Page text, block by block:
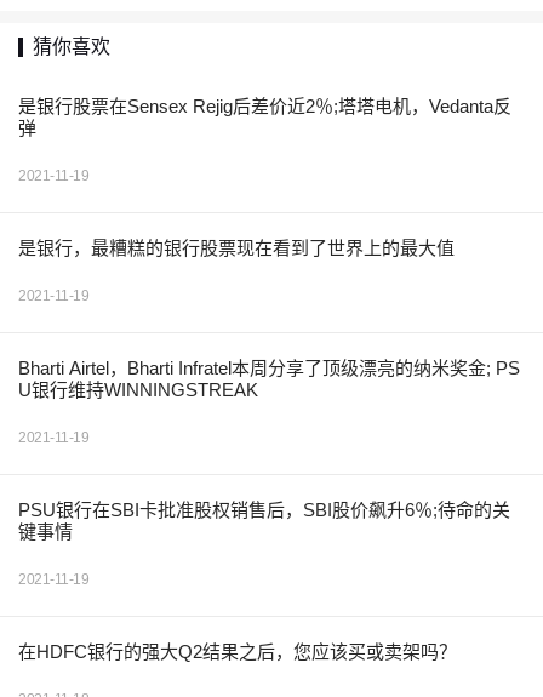
猜你喜欢
是银行股票在Sensex Rejig后差价近2％;塔塔电机，Vedanta反
弹
2021-11-19
是银行，最糟糕的银行股票现在看到了世界上的最大值
2021-11-19
Bharti Airtel，Bharti Infratel本周分享了顶级漂亮的纳米奖金; PS
U银行维持WINNINGSTREAK
2021-11-19
PSU银行在SBI卡批准股权销售后，SBI股价飙升6％;待命的关
键事情
2021-11-19
在HDFC银行的强大Q2结果之后，您应该买或卖架吗？